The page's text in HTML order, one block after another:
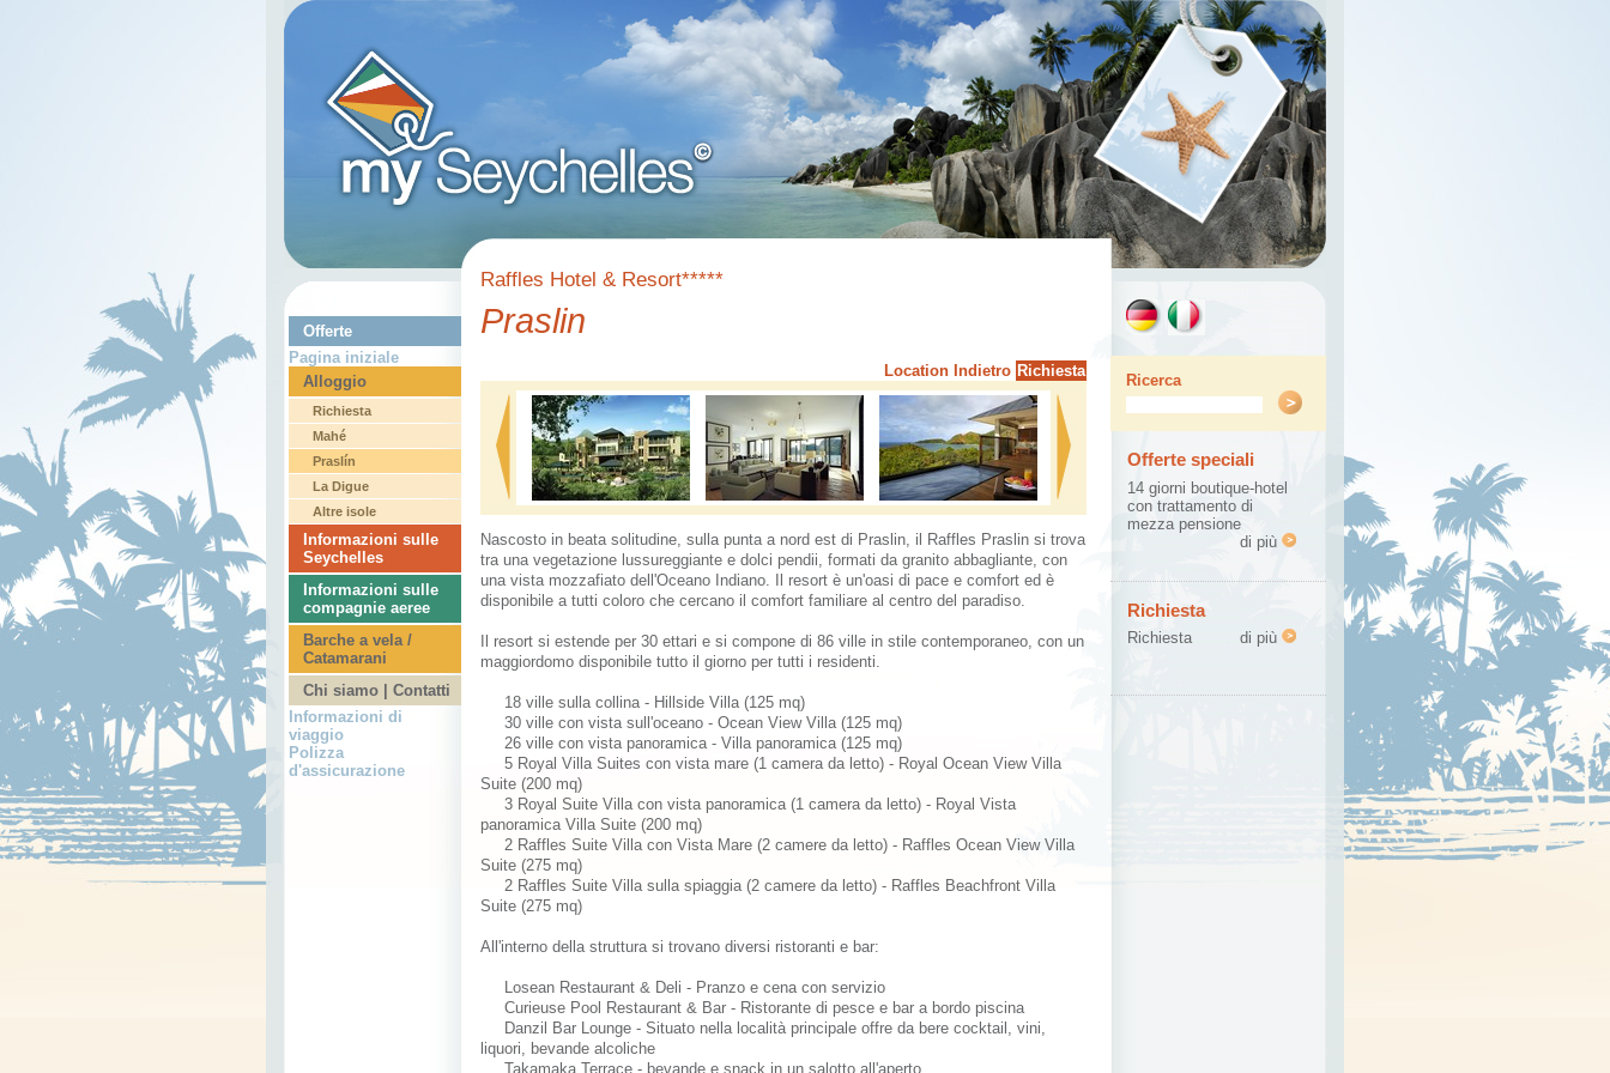
Offerte
Pagina iniziale
Alloggio
Richiesta
Mahé
Praslín
La Digue
Altre isole
Informazioni sulle
Seychelles
Informazioni sulle
compagnie aeree
Barche a vela /
Catamarani
Chi siamo | Contatti
Informazioni di
viaggio
Polizza
d'assicurazione
Raffles Hotel & Resort*****
Praslin
Location Indietro Richiesta
Nascosto in beata solitudine, sulla punta a nord est di Praslin, il Raffles Praslin si trova
tra una vegetazione lussureggiante e dolci pendii, formati dagranito abbagliante, con
una vista mozzafiato dell'Oceano Indiano. Il resort è un'oasi di pace e comfort ed è
disponibile a tutti coloro che cercano il comfort familiare al centro del paradiso.
Il resort si estende per 30 ettari e si compone di 86 ville in stile contemporaneo, con un
maggiordomo disponibile tutto il giorno per tutti i residenti.
18 ville sulla collina - Hillside Villa (125 mq)
30 ville con vista sull'oceano - Ocean View Villa (125 mq)
26 ville con vista panoramica - Villa panoramica (125 mq)
5 Royal Villa Suites con vista mare (1 camera da letto) - Royal Ocean View Villa
Suite (200 mq)
3 Royal Suite Villa con vista panoramica (1 camera da letto) - Royal Vista
panoramica Villa Suite (200 mq)
2 Raffles Suite Villa con Vista Mare (2 camere da letto) - Raffles Ocean View Villa
Suite (275 mq)
2 Raffles Suite Villa sulla spiaggia (2 camere da letto) - Raffles Beachfront Villa
Suite (275 mq)
All'interno della struttura si trovano diversi ristoranti e bar:
Losean Restaurant & Deli - Pranzo e cena con servizio
Curieuse Pool Restaurant & Bar - Ristorante di pesce e bar a bordo piscina
Danzil
Bar Lounge - Situato nella località principale offre da bere cocktail , vini,
liquori, bevande alcoliche
Takamaka Terrace - bevande e snack in un salotto all'aperto
Ricerca
Offerte speciali
14 giorni boutique-hotel
con trattamento di
mezza pensione
di più
Richiesta
Richiesta di più